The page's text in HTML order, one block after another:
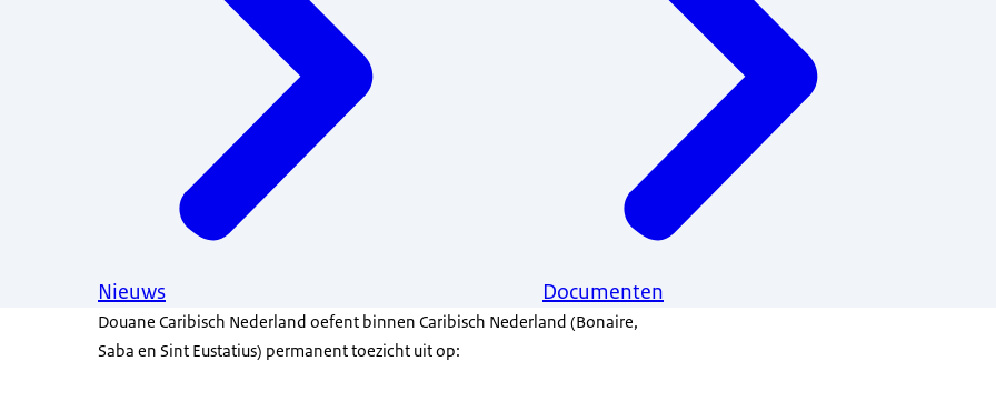
Nieuws Documenten
Douane Caribisch Nederland oefent binnen Caribisch Nederland (Bonaire,
Saba en Sint Eustatius) permanent toezicht uit op: